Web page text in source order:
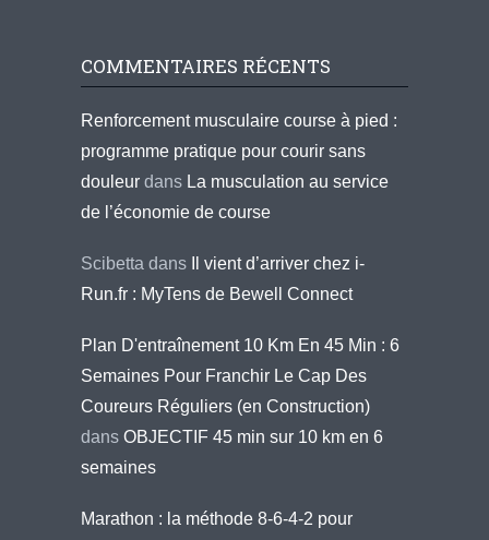
COMMENTAIRES RÉCENTS
Renforcement musculaire course à pied :
programme pratique pour courir sans
douleur dans La musculation au service
de l’économie de course
Scibetta dans
Il vient d’arriver chez i-
Run.fr : MyTens de Bewell Connect
Plan D'entraînement 10 Km En 45 Min : 6
Semaines Pour Franchir Le Cap Des
Coureurs Réguliers (en Construction)
dans OBJECTIF 45 min sur 10 km en 6
semaines
Marathon : la méthode 8-6-4-2 pour